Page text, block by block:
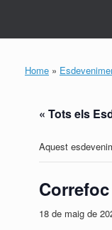
Home »
« Tots els
Aquest
18 de maig de